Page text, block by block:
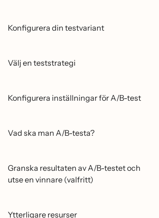
Konfigurera din testvariant
Välj en teststrategi
Konfigurera inställningar för A/B-test
Vad ska man A/B-testa?
Granska resultaten av A/B-testet och
utse en vinnare (valfritt)
Ytterligare resurser